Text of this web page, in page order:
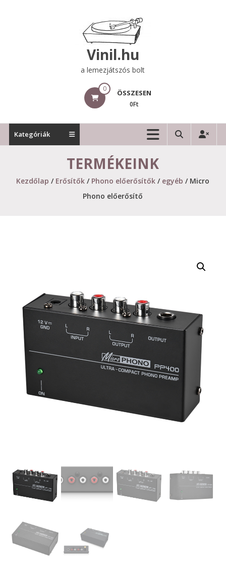
Vinil.hu
a lemezjátszós bolt
0 ÖSSZESEN
0Ft
Kategóriák
TERMÉKEINK
Kezdőlap / Erősítők / Phono előerősítők / egyéb / Micro
Phono előerősítő